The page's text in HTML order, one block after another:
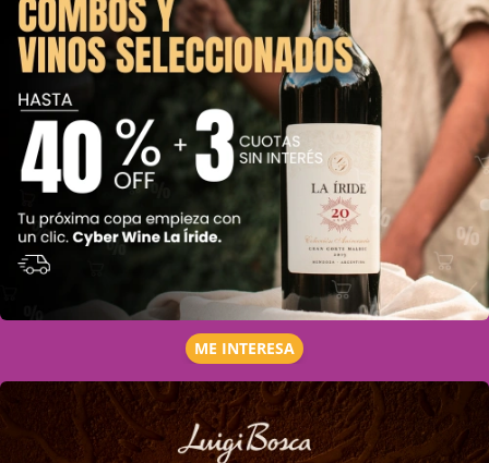
ME INTERESA